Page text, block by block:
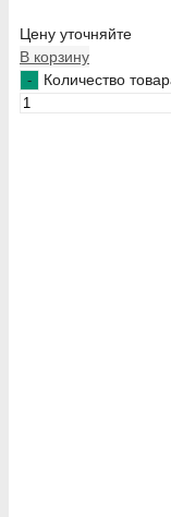
Цену уточняйте
В корзину
Количество